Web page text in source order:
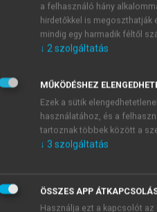
azonosítóval
a felhasználó hány
hirdetőkkel is megoszthatják
mindig egy harmadik féltől
↓ 2szolgáltatás
MŰKÖDÉSHEZ
Ezek a sütik
használatához, és a
tartoznak többek között a
↓ 3 szolgáltatás
ÖSSZES APP
Használja ezt a kapcsolót